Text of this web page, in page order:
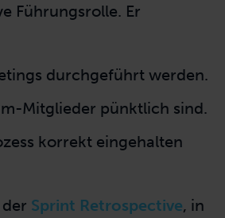
Führungsrolle. Er
durchgeführt werden.
Mitglieder pünktlich sind.
korrekt eingehalten
Sprint Retrospective, in